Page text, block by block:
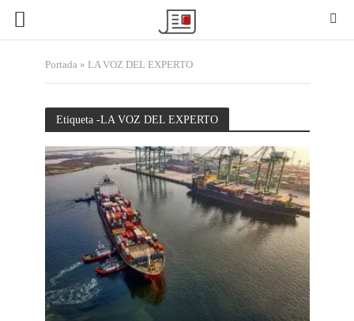
Portada» LA VOZ DEL EXPERTO
Etiqueta -LA VOZ DEL EXPERTO